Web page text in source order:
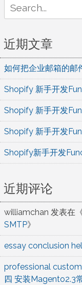
for:
近期文章
如何把企业邮箱的邮
Shopify 新手开发
Shopify 新手开发
Shopify 新手开发
Shopify新手开发
近期评论
williamchan 发表在
SMTP》
essay conclusion
professional
四 安装Magento2.3